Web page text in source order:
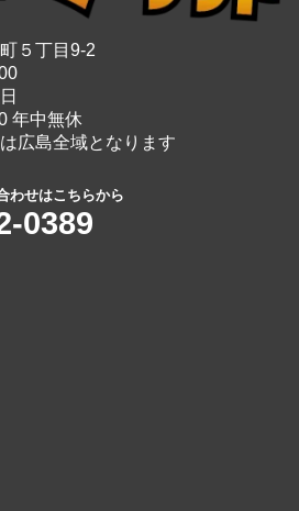
５丁目9-2
年中無休
広島全域となります
わせはこちらから
0389